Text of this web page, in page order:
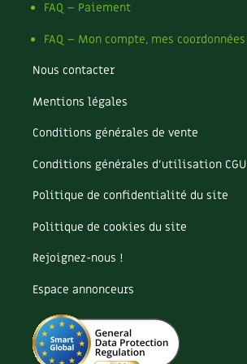
Soins et cosmétiques au naturel
Société et alternatives
Autonomie
Enfants
Archives
FAQ – Paiement
FAQ – Mon compte, mes coordonnées
Nous contacter
Mentions légales
Conditions générales de vente
Conditions générales d’utilisation CGU
Politique de confidentialité du site
Politique de cookies du site
Rejoignez-nous !
Espace annonceurs